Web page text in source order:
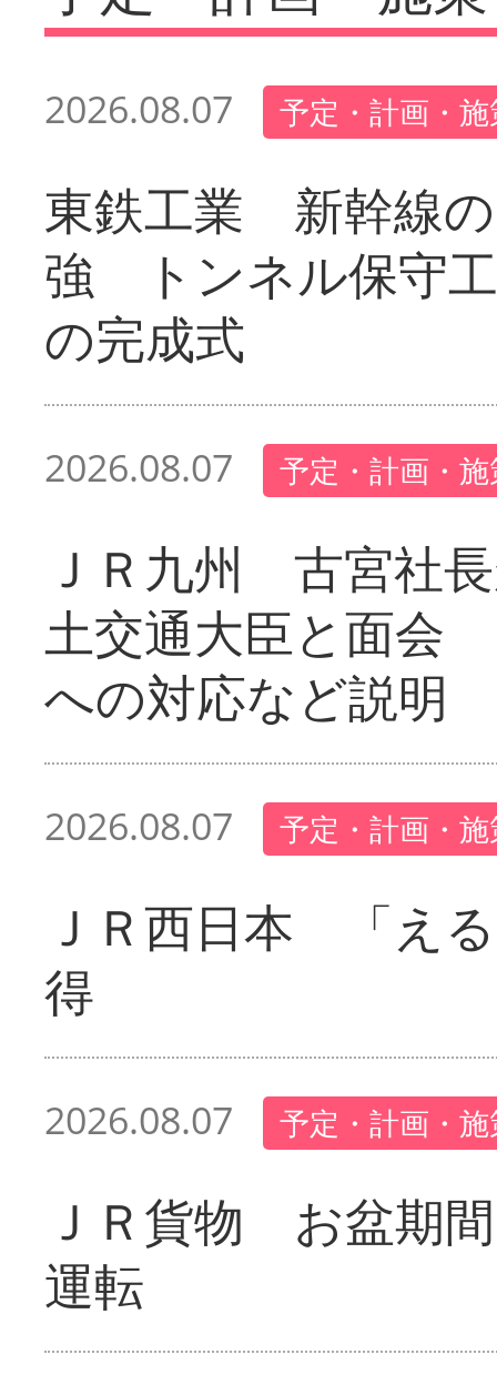
2026.08.07 予定・計画・
東鉄工業 新幹線
強 トンネル保守
の完成式
2026.08.07 予定・計画・
ＪＲ九州 古宮社
土交通大臣と面会
への対応など説明
2026.08.07 予定・計画・
ＪＲ西日本 「え
得
2026.08.07 予定・計画・
ＪＲ貨物 お盆期
運転